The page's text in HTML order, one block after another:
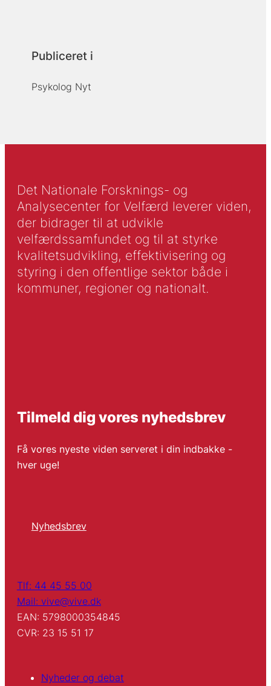
Publiceret i
Psykolog Nyt
Det Nationale Forsknings- og
Analysecenter for Velfærd leverer viden,
der bidrager til at udvikle
velfærdssamfundet og til at styrke
kvalitetsudvikling, effektivisering og
styring i den offentlige sektor både i
kommuner, regioner og nationalt.
Tilmeld dig vores nyhedsbrev
Få vores nyeste viden serveret i din indbakke -
hver uge!
Nyhedsbrev
Tlf: 44 45 55 00
Mail: vive@vive.dk
EAN: 5798000354845
CVR: 23 15 51 17
Nyheder og debat